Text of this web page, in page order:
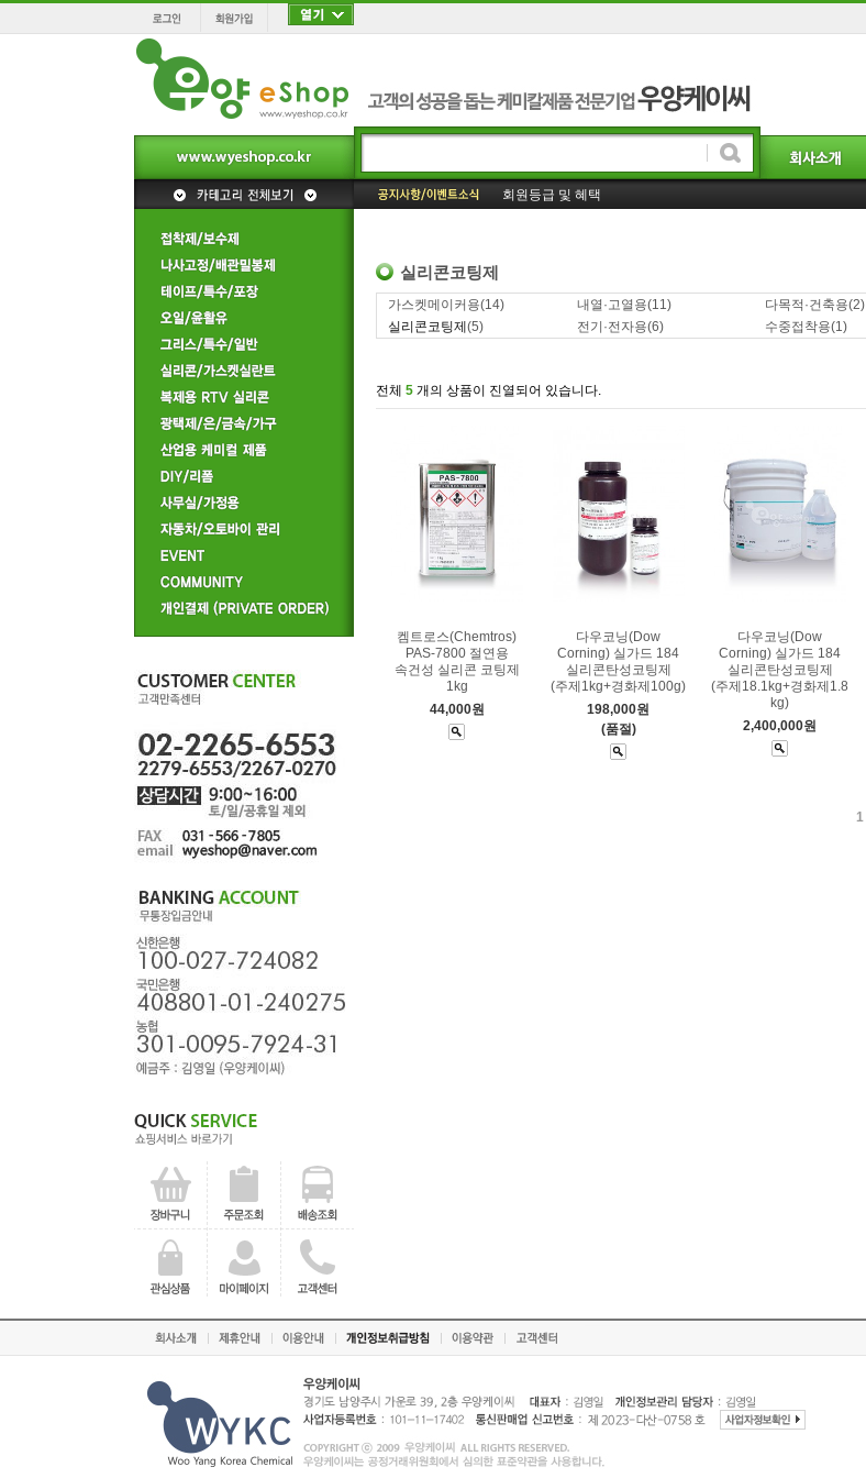
회원등급 및 혜택
홈페이지 일부 리뉴얼! 더욱 더 좋은 서비스를 제공하겠습니다.!
실리콘코팅제
가스켓메이커용(14) 내열·고열용(11) 다목적·건축용(2)
실리콘코팅제 (5) 전기·전자용(6) 수중접착용(1)
전체 5 개의 상품이 진열되어 있습니다.
켐트로스(Chemtros)
PAS-7800 절연용
속건성 실리콘 코팅제
1kg
44,000원
다우코닝(Dow
Corning) 실가드 184
실리콘탄성코팅제
(주제1kg+경화제100g)
198,000원
(품절)
다우코닝(Dow
Corning) 실가드 184
실리콘탄성코팅제
(주제18.1kg+경화제1.8
kg)
2,400,000원
1